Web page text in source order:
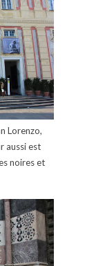
Lorenzo,
aussi est
noires et